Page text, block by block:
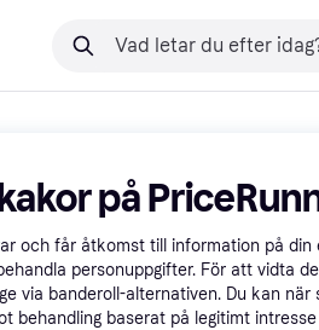
på
och får åtkomst till information på din
personuppgifter. För att vidta
via banderoll-alternativen. Du kan när
behandling baserat på legitimt